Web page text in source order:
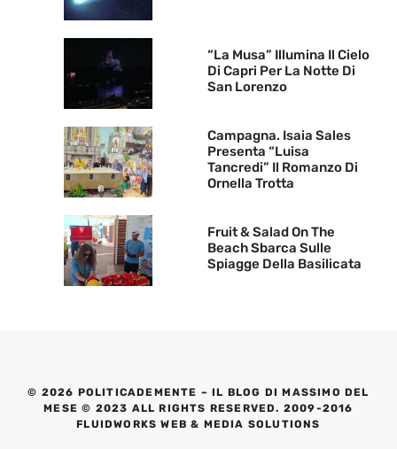
“La Musa” Illumina Il Cielo
Di Capri Per La Notte Di
San Lorenzo
Campagna. Isaia Sales
Presenta “Luisa
Tancredi” Il Romanzo Di
Ornella Trotta
Fruit & Salad On The
Beach Sbarca Sulle
Spiagge Della Basilicata
© 2026 POLITICADEMENTE – IL BLOG DI MASSIMO DEL
MESE © 2023 ALL RIGHTS RESERVED. 2009-2016
FLUIDWORKS WEB & MEDIA SOLUTIONS